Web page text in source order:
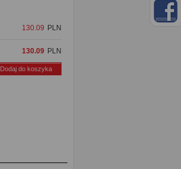
PLN
130.09
PLN
130.09
Dodaj do koszyka